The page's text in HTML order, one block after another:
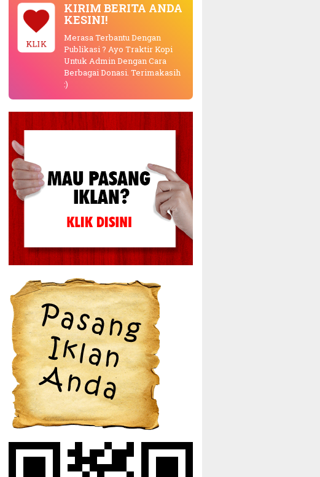
KLIK
KIRIM BERITA ANDA
KESINI!
Merasa Terbantu Dengan
Publikasi ? Ayo Traktir Kopi
Untuk Admin Dengan Cara
Berbagai Donasi. Terimakasih
:)